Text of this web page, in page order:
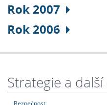
Rok 2007
Rok 2006
Strategie a
Bezpečnost